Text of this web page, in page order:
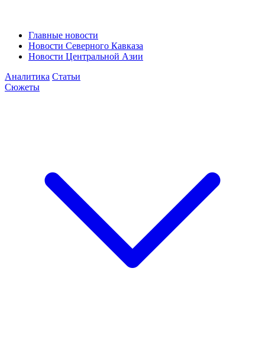
Главные новости
Новости Северного Кавказа
Новости Центральной Азии
Аналитика Статьи
Сюжеты